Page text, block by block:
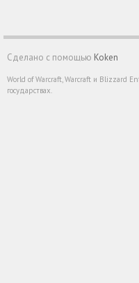
Сделано с помощью Koken
World of Warcraft, Warcraft и Blizzard
государствах.